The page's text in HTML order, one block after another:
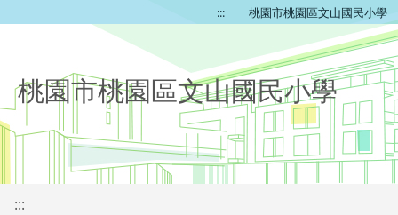
::: 桃園市桃園區文山國民小學
桃園市桃園區文山國民小學
:::